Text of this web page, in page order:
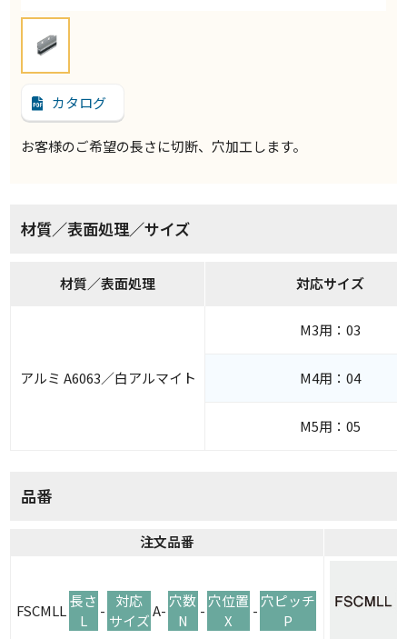
カタログ
お客様のご希望の長さに切断、穴加工します。
材質／表面処理／サイズ
材質／表面処理 対応サイズ
アルミ A6063／白アルマイト
M3用：03
M4用：04
M5用：05
品番
注文品番
FSCMLL
長さ
L
-
対応
サイズ
A-
穴数
N
-
穴位置
X
-
穴ピッチ
P